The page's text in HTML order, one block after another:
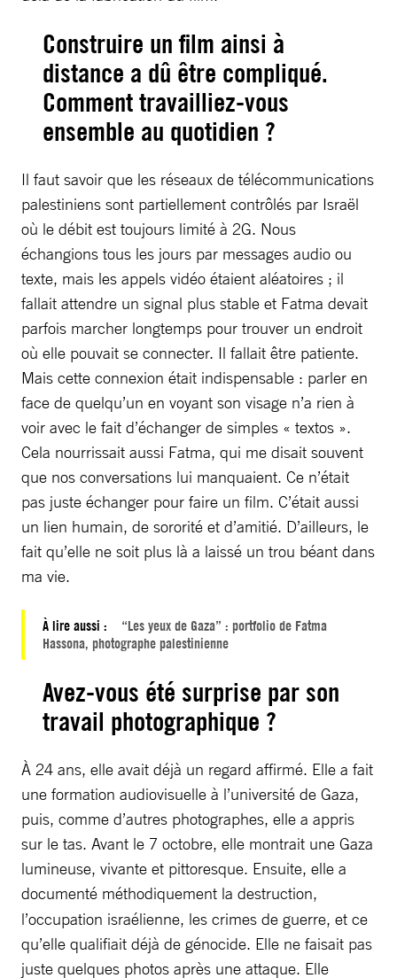
Construire un film ainsi à
distance a dû être compliqué.
Comment travailliez-vous
ensemble au quotidien ?
Il faut savoir que les réseaux de télécommunications
palestiniens sont partiellement contrôlés par Israël
où le débit est toujours limité à 2G. Nous
échangions tous les jours par messages audio ou
texte, mais les appels vidéo étaient aléatoires ; il
fallait attendre un signal plus stable et Fatma devait
parfois marcher longtemps pour trouver un endroit
où elle pouvait se connecter. Il fallait être patiente.
Mais cette connexion était indispensable : parler en
face de quelqu’un en voyant son visage n’a rien à
voir avec le fait d’échanger de simples « textos ».
Cela nourrissait aussi Fatma, qui me disait souvent
que nos conversations lui manquaient. Ce n’était
pas juste échanger pour faire un film. C’était aussi
un lien humain, de sororité et d’amitié. D’ailleurs, le
fait qu’elle ne soit plus là a laissé un trou béant dans
ma vie.
À lire aussi :
“Les yeux de Gaza” : portfolio de Fatma
Hassona, photographe palestinienne
Avez-vous été surprise par son
travail photographique ?
À 24 ans, elle avait déjà un regard affirmé. Elle a fait
une formation audiovisuelle à l’université de Gaza,
puis, comme d’autres photographes, elle a appris
sur le tas. Avant le 7 octobre, elle montrait une Gaza
lumineuse, vivante et pittoresque. Ensuite, elle a
documenté méthodiquement la destruction,
l’occupation israélienne, les crimes de guerre, et ce
qu’elle qualifiait déjà de génocide. Elle ne faisait pas
juste quelques photos après une attaque. Elle